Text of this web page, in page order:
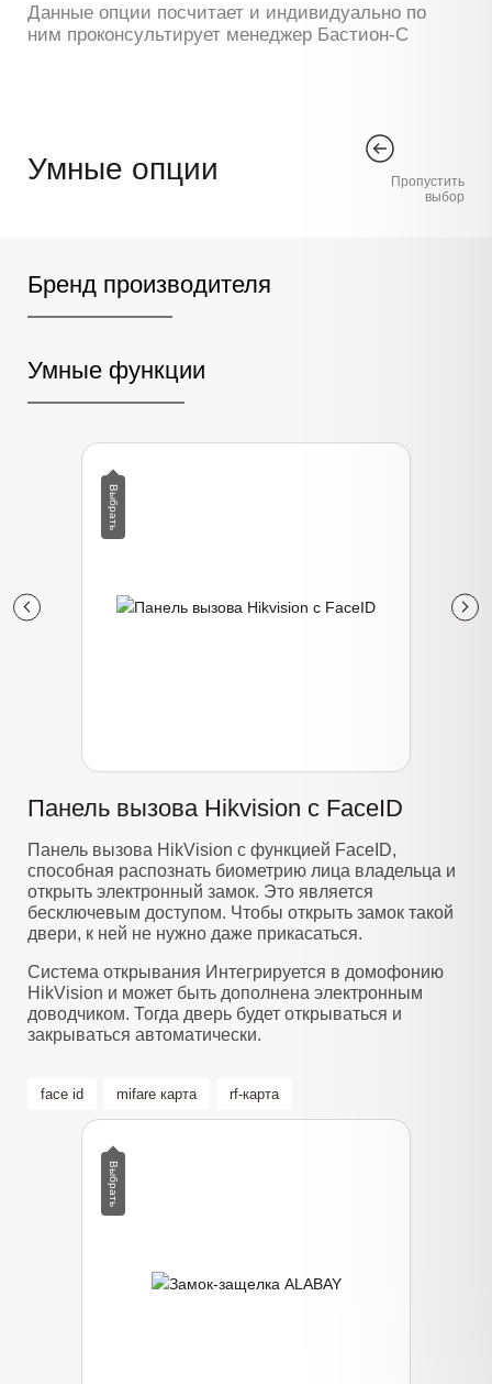
Данные опции посчитает и индивидуально по
ним проконсультирует менеджер Бастион-С
Умные опции
Пропустить
выбор
Бренд производителя
Умные функции
Панель вызова Hikvision с FaceID
Панель вызова HikVision с функцией FaceID,
способная распознать биометрию лица владельца и
открыть электронный замок. Это является
бесключевым доступом. Чтобы открыть замок такой
двери, к ней не нужно даже прикасаться.
Система открывания Интегрируется в домофонию
HikVision и может быть дополнена электронным
доводчиком. Тогда дверь будет открываться и
закрываться автоматически.
face id mifare карта rf-карта